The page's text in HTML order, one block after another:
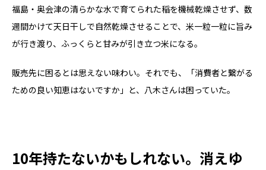
福島・奥会津の清らかな水で育てられた稲を機械乾燥させず、数
週間かけて天日干しで自然乾燥させることで、米一粒一粒に旨み
が行き渡り、ふっくらと甘みが引き立つ米になる。
販売先に困るとは思えない味わい。それでも、「消費者と繋がる
ための良い知恵はないですか」と、八木さんは困っていた。
10年持たないかもしれない。消えゆ